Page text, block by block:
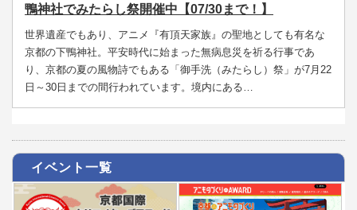
鴨神社でみたらし祭開催中【07/30まで！】
世界遺産でもあり、アニメ『有頂天家族』の聖地としても有名な
京都の下鴨神社。平安時代に始まった無病息災を祈る行事であ
り、京都の夏の風物詩でもある「御手洗（みたらし）祭」が7月22
日～30日までの間行われています。境内にある…
イベント一覧